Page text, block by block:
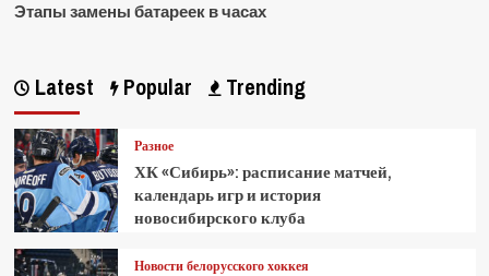
Этапы замены батареек в часах
Latest Popular Trending
Разное
ХК «Сибирь»: расписание матчей,
календарь игр и история
новосибирского клуба
Новости белорусского хоккея